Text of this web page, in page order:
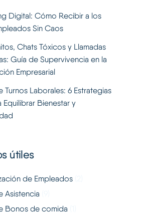
Digital: Cómo Recibir a los
Sin Caos
Chats Tóxicos y Llamadas
Guía de Supervivencia en la
Empresarial
Turnos Laborales: 6 Estrategias
Equilibrar Bienestar y
útiles
de Empleados(2)
Asistencia
Bonos de comida